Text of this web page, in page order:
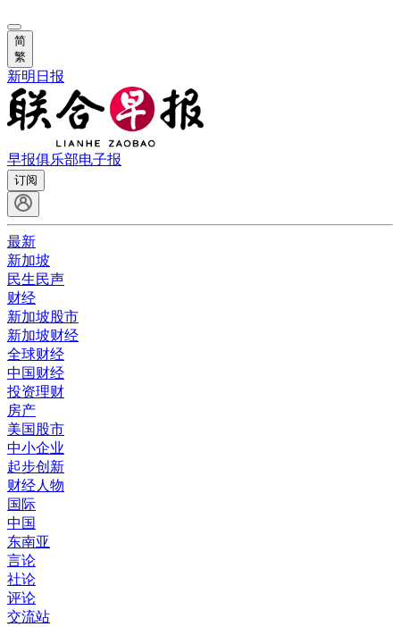
简
繁
新明日报
早报俱乐部电子报
订阅
最新
新加坡
民生民声
财经
新加坡股市
新加坡财经
全球财经
中国财经
投资理财
房产
美国股市
中小企业
起步创新
财经人物
国际
中国
东南亚
言论
社论
评论
交流站